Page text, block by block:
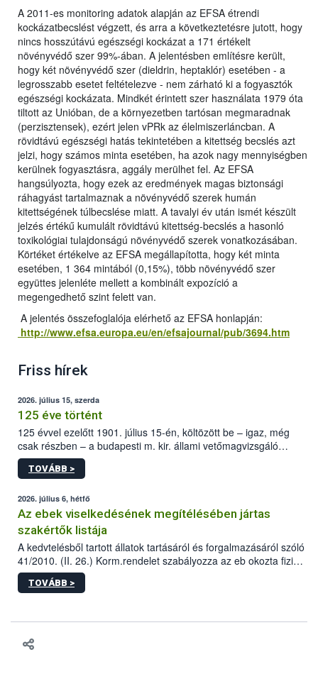
A 2011-es monitoring adatok alapján az EFSA étrendi
kockázatbecslést végzett, és arra a következtetésre jutott, hogy
nincs hosszútávú egészségi kockázat a 171 értékelt
növényvédő szer 99%-ában. A jelentésben említésre került,
hogy két növényvédő szer (dieldrin, heptaklór) esetében - a
legrosszabb esetet feltételezve - nem zárható ki a fogyasztók
egészségi kockázata. Mindkét érintett szer használata 1979 óta
tiltott az Unióban, de a környezetben tartósan megmaradnak
(perzisztensek), ezért jelen vPRk az élelmiszerláncban. A
rövidtávú egészségi hatás tekintetében a kitettség becslés azt
jelzi, hogy számos minta esetében, ha azok nagy mennyiségben
kerülnek fogyasztásra, aggály merülhet fel. Az EFSA
hangsúlyozta, hogy ezek az eredmények magas biztonsági
ráhagyást tartalmaznak a növényvédő szerek humán
kitettségének túlbecslése miatt. A tavalyi év után ismét készült
jelzés értékű kumulált rövidtávú kitettség-becslés a hasonló
toxikológiai tulajdonságú növényvédő szerek vonatkozásában.
Körtéket értékelve az EFSA megállapította, hogy két minta
esetében, 1 364 mintából (0,15%), több növényvédő szer
együttes jelenléte mellett a kombinált expozíció a
megengedhető szint felett van.
A jelentés összefoglalója elérhető az EFSA honlapján:
http://www.efsa.europa.eu/en/efsajournal/pub/3694.htm
Friss hírek
2026. július 15, szerda
125 éve történt
125 évvel ezelőtt 1901. július 15-én, költözött be – igaz, még
csak részben – a budapesti m. kir. állami vetőmagvizsgáló
állomás a Kis Rókus utca 15. szám alatti, Czigler Győző által
tervezett új épületébe.
TOVÁBB >
2026. július 6, hétfő
Az ebek viselkedésének megítélésében jártas
szakértők listája
A kedvtelésből tartott állatok tartásáról és forgalmazásáról szóló
41/2010. (II. 26.) Korm.rendelet szabályozza az eb okozta fizikai
sérülés, illetve ennek veszélye keletkezésekor felmerülő
hatósági feladatokat, valamint a veszélyes eb tartását és annak
TOVÁBB >